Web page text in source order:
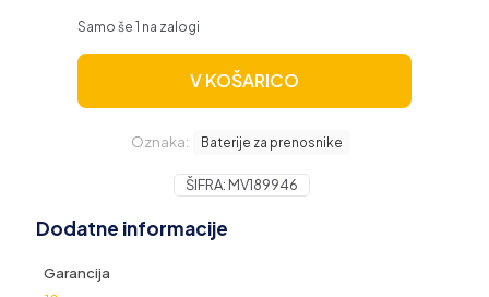
Samo še 1 na zalogi
V KOŠARICO
Oznaka: Baterije za prenosnike
ŠIFRA: MV189946
Dodatne informacije
Garancija